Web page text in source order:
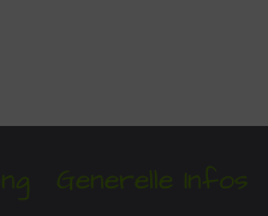
Generelle Infos